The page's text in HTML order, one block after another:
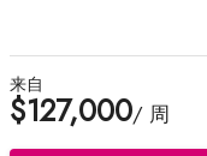
来自
$127,000/ 周